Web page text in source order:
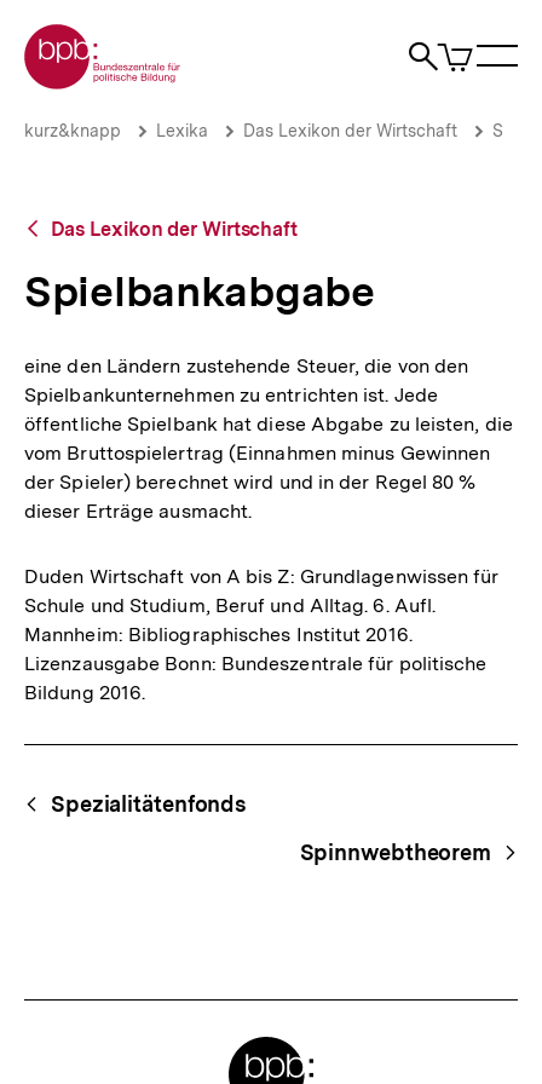
zum
Seiteninhalt
springen
Zur Startseite der bpb
Suche
Artikel
im
Spielbankabgabe
Brotkrümelnavigation
Pfadnavigation
kurz&knapp Lexika Das Lexikon der Wirtschaft S
Zurück
Übersicht
Das Lexikon der Wirtschaft
Spielbankabgabe
eine den Ländern zustehende Steuer, die von den
Spielbankunternehmen zu entrichten ist. Jede
öffentliche Spielbank hat diese Abgabe zu leisten, die
vom Bruttospielertrag (Einnahmen minus Gewinnen
der Spieler) berechnet wird und in der Regel 80 %
dieser Erträge ausmacht.
Duden Wirtschaft von A bis Z: Grundlagenwissen für
Schule und Studium, Beruf und Alltag. 6. Aufl.
Mannheim: Bibliographisches Institut 2016.
Lizenzausgabe Bonn: Bundeszentrale für politische
Bildung 2016.
Begriffsnavigation
Content-
Navigation
Spezialitätenfonds
Spinnwebtheorem